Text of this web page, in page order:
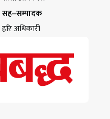
सह–सम्पादक
हरि अधिकारी